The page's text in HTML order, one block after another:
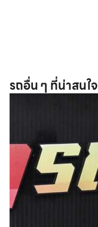
รถอื่น ๆ ที่น่าสนใจ